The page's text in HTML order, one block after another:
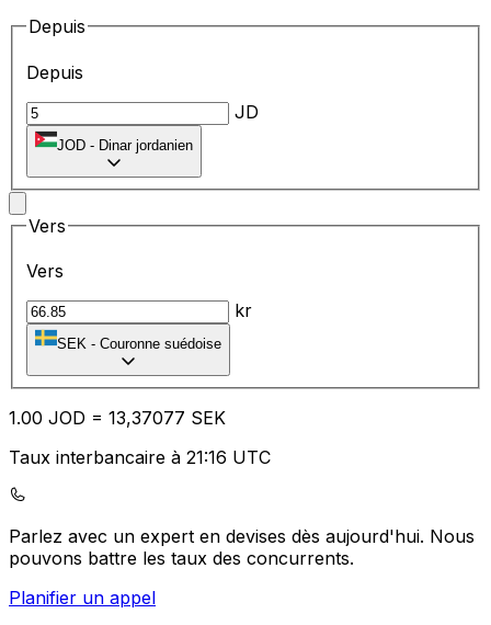
Depuis
Depuis
JD
JOD - Dinar jordanien
Vers
Vers
kr
SEK - Couronne suédoise
1.00 JOD = 13,37077 SEK
Taux interbancaire à 21:16 UTC
Parlez avec un expert en devises dès aujourd'hui. Nous
pouvons battre les taux des concurrents.
Planifier un appel